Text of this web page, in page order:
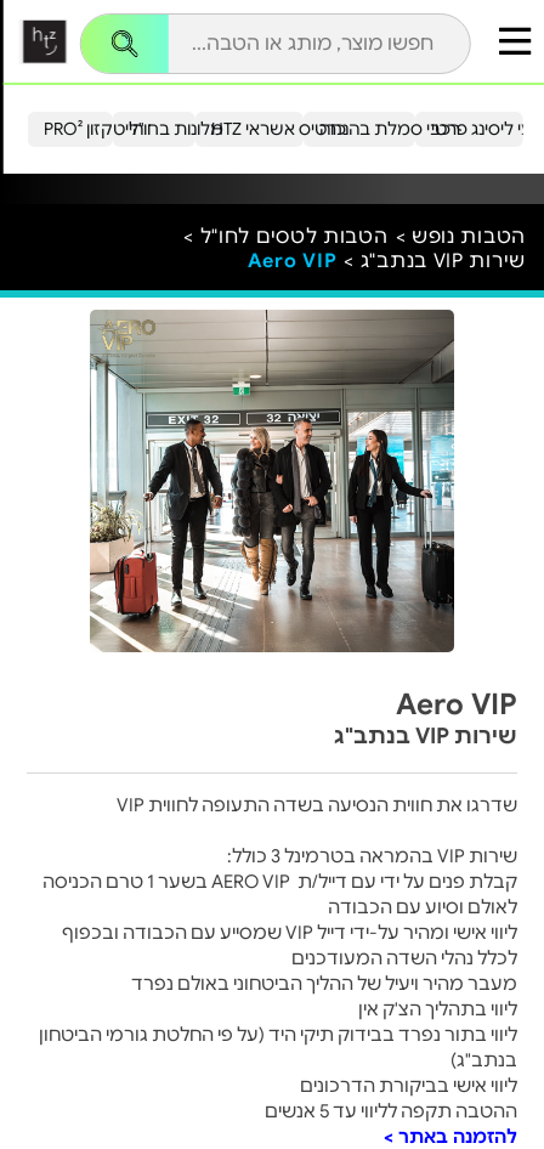
הייטקזון PRO²מלונות בחו"ל כרטיס אשראי HTZ ליסינג פרטירכבי סמלת בהנחה
הטבות נופש > הטבות לטסים לחו"ל >
שירות VIP בנתב"ג >
Aero VIP
Aero VIP
שירות VIP בנתב"ג
שדרגו את חווית הנסיעה בשדה התעופה לחווית VIP
שירות VIP בהמראה בטרמינל 3 כולל:
קבלת פנים על ידי עם דייל/ת AERO VIP
בשער 1 טרם הכניסה
לאולם וסיוע עם הכבודה
ליווי אישי ומהיר על-ידי דייל VIPשמסייע עם הכבודה ובכפוף
לכלל נהלי השדה המעודכנים
מעבר מהיר ויעיל של ההליך הביטחוני באולם נפרד
ליווי בתהליך הצ'ק אין
ליווי בתור נפרד בבידוק תיקי היד (על פי החלטת גורמי הביטחון
בנתב"ג)
ליווי אישי בביקורת הדרכונים
ההטבה תקפה לליווי עד 5 אנשים
להזמנה באתר >